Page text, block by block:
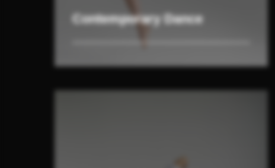
Contemporary Dance